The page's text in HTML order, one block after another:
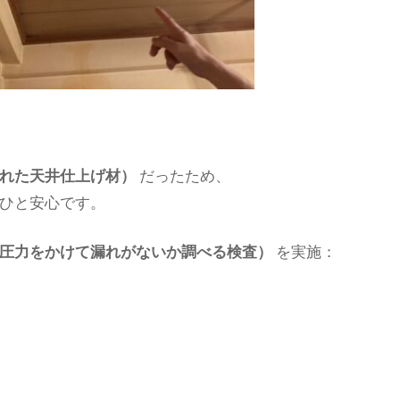
た天井仕上げ材）
だったため、
と安心です。
力をかけて漏れがないか調べる検査） を実施：